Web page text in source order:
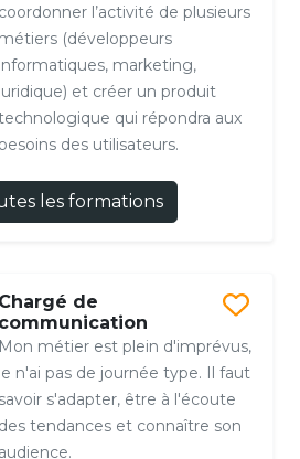
coordonner l’activité de plusieurs
métiers (développeurs
informatiques, marketing,
juridique) et créer un produit
qui répondra aux
besoins des utilisateurs.
les formations
Chargé de
communication
Mon métier est plein d'imprévus,
je n'ai pas de journée type. Il faut
savoir s'adapter, être à l'écoute
des tendances et connaître son
audience.